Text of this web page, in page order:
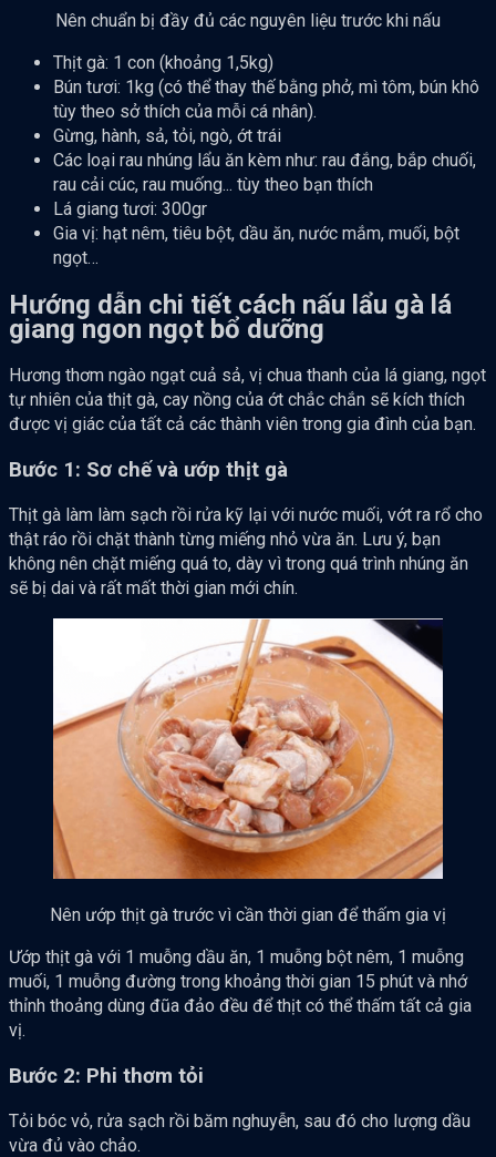
Nên chuẩn bị đầy đủ các nguyên liệu trước khi nấu
Thịt gà: 1 con (khoảng 1,5kg)
Bún tươi: 1kg (có thể thay thế bằng phở, mì tôm, bún khô
tùy theo sở thích của mỗi cá nhân).
Gừng, hành, sả, tỏi, ngò, ớt trái
Các loại rau nhúng lẩu ăn kèm như: rau đắng, bắp chuối,
rau cải cúc, rau muống... tùy theo bạn thích
Lá giang tươi: 300gr
Gia vị: hạt nêm, tiêu bột, dầu ăn, nước mắm, muối, bột
ngọt…
Hướng dẫn chi tiết cách nấu lẩu gà lá
giang ngon ngọt bổ dưỡng
Hương thơm ngào ngạt cuả sả, vị chua thanh của lá giang, ngọt
tự nhiên của thịt gà, cay nồng của ớt chắc chắn sẽ kích thích
được vị giác của tất cả các thành viên trong gia đình của bạn.
Bước 1: Sơ chế và ướp thịt gà
Thịt gà làm làm sạch rồi rửa kỹ lại với nước muối, vớt ra rổ cho
thật ráo rồi chặt thành từng miếng nhỏ vừa ăn. Lưu ý, bạn
không nên chặt miếng quá to, dày vì trong quá trình nhúng ăn
sẽ bị dai và rất mất thời gian mới chín.
Nên ướp thịt gà trước vì cần thời gian để thấm gia vị
Ướp thịt gà với 1 muỗng dầu ăn, 1 muỗng bột nêm, 1 muỗng
muối, 1 muỗng đường trong khoảng thời gian 15 phút và nhớ
thỉnh thoảng dùng đũa đảo đều để thịt có thể thấm tất cả gia
vị.
Bước 2: Phi thơm tỏi
Tỏi bóc vỏ, rửa sạch rồi băm nghuyễn, sau đó cho lượng dầu
vừa đủ vào chảo.